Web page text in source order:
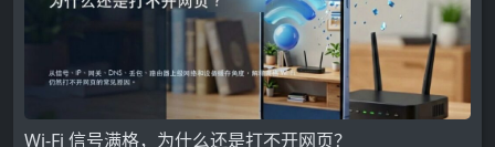
Wi-Fi 信号满格，为什么还是打不开网页？